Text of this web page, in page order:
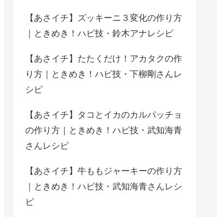
【あさイチ】ズッキーニ３変化の作り方
｜ときめき！ハピ技・鈴木アナレシピ
【あさイチ】たたくだけ！アカタクの作
り方｜ときめき！ハピ技・下柳剛さんレ
シピ
【あさイチ】タコとイカのカルパッチョ
の作り方｜ときめき！ハピ技・武知海青
さんレシピ
【あさイチ】牛ももジャーキーの作り方
｜ときめき！ハピ技・武知海青さんレシ
ピ